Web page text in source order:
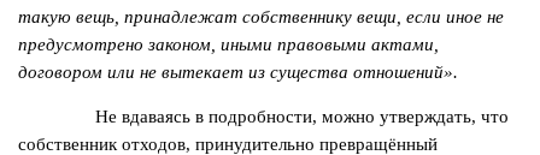
такую вещь, принадлежат собственнику вещи, если иное не
предусмотрено законом, иными правовыми актами,
договором или не вытекает из существа отношений».
Не вдаваясь в подробности, можно утверждать, что
собственник отходов, принудительно превращённый